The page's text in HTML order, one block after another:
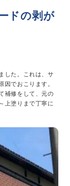
ドの剥が
した。これは、サ
因でおこります。
補修をして、元の
上塗りまで丁寧に